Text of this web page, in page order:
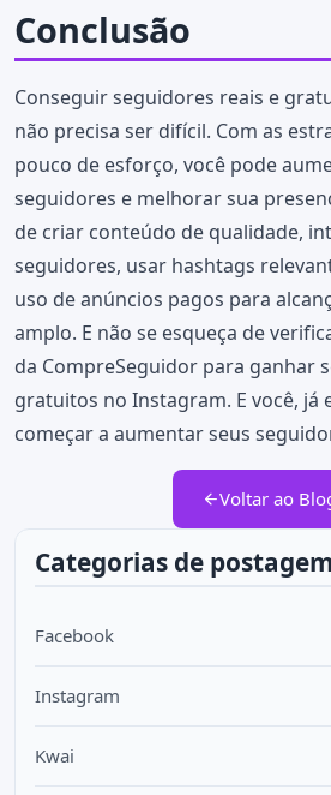
Conclusão
Conseguir seguidores reais e
não precisa ser difícil. Com as
pouco de esforço, você pode
seguidores e melhorar sua
de criar conteúdo de qualidade,
seguidores, usar hashtags
uso de anúncios pagos para
amplo. E não se esqueça de
da CompreSeguidor para ganhar
gratuitos no Instagram. E você, já
começar a aumentar seus
Voltar ao
Categorias de postagem
Facebook
Instagram
Kwai